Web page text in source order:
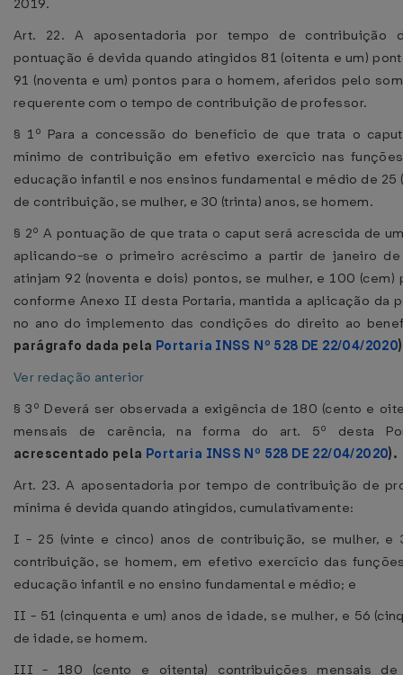
2019.
Art. 22. A aposentadoria por tempo de contribuição
pontuação é devida quando atingidos 81 (oitenta e um)
91 (noventa e um) pontos para o homem, aferidos pelo
requerente com o tempo de contribuição de professor.
§ 1º Para a concessão do benefício de que trata o
mínimo de contribuição em efetivo exercício nas
educação infantil e nos ensinos fundamental e médio de 25
de contribuição, se mulher, e 30 (trinta) anos, se homem.
§ 2º A pontuação de que trata o caput será acrescida de
aplicando-se o primeiro acréscimo a partir de janeiro
atinjam 92 (noventa e dois) pontos, se mulher, e 100 (cem)
conforme Anexo II desta Portaria, mantida a aplicação da
no ano do implemento das condições do direito ao
parágrafo dada pela Portaria INSS Nº 528 DE 22/04/2020
Ver redação anterior
§ 3º Deverá ser observada a exigência de 180 (cento e
mensais de carência, na forma do art. 5º desta
acrescentado pela Portaria INSS Nº 528 DE 22/04/2020).
Art. 23. A aposentadoria por tempo de contribuição de
mínima é devida quando atingidos, cumulativamente:
I - 25 (vinte e cinco) anos de contribuição, se mulher, e
contribuição, se homem, em efetivo exercício das
educação infantil e no ensino fundamental e médio; e
II - 51 (cinquenta e um) anos de idade, se mulher, e 56
de idade, se homem.
III - 180 (cento e oitenta) contribuições mensais